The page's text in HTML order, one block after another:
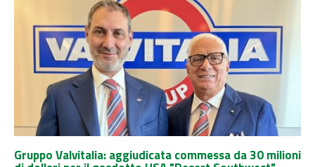
Gruppo Valvitalia: aggiudicata commessa da 30 milioni